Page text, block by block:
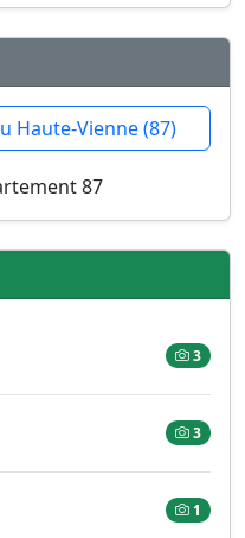
Haute-Vienne (87)
3
3
1